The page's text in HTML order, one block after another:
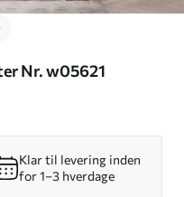
Nr. w05621
Klar til levering inden
for 1–3 hverdage